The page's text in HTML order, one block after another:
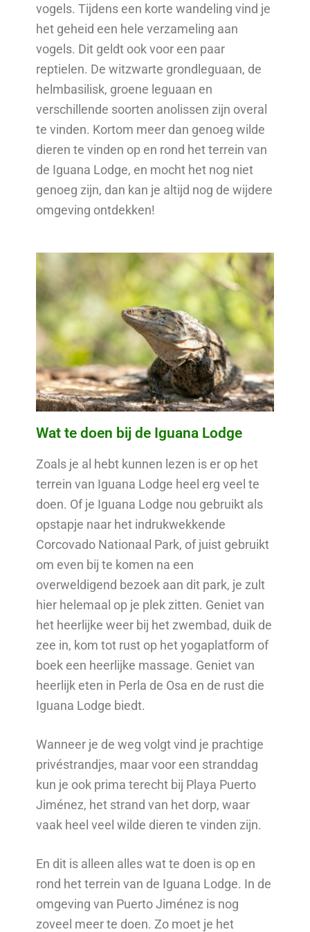
vogels. Tijdens een korte wandeling vind je
het geheid een hele verzameling aan
vogels. Dit geldt ook voor een paar
reptielen. De witzwarte grondleguaan, de
helmbasilisk, groene leguaan en
verschillende soorten anolissen zijn overal
te vinden. Kortom meer dan genoeg wilde
dieren te vinden op en rond het terrein van
de Iguana Lodge, en mocht het nog niet
genoeg zijn, dan kan je altijd nog de wijdere
omgeving ontdekken!
Wat te doen bij de Iguana Lodge
Zoals je al hebt kunnen lezen is er op het
terrein van Iguana Lodge heel erg veel te
doen. Of je Iguana Lodge nou gebruikt als
opstapje naar het indrukwekkende
Corcovado Nationaal Park, of juist gebruikt
om even bij te komen na een
overweldigend bezoek aan dit park, je zult
hier helemaal op je plek zitten. Geniet van
het heerlijke weer bij het zwembad, duik de
zee in, kom tot rust op het yogaplatform of
boek een heerlijke massage. Geniet van
heerlijk eten in Perla de Osa en de rust die
Iguana Lodge biedt.
Wanneer je de weg volgt vind je prachtige
privéstrandjes, maar voor een stranddag
kun je ook prima terecht bij Playa Puerto
Jiménez, het strand van het dorp, waar
vaak heel veel wilde dieren te vinden zijn.
En dit is alleen alles wat te doen is op en
rond het terrein van de Iguana Lodge. In de
omgeving van Puerto Jiménez is nog
zoveel meer te doen. Zo moet je het